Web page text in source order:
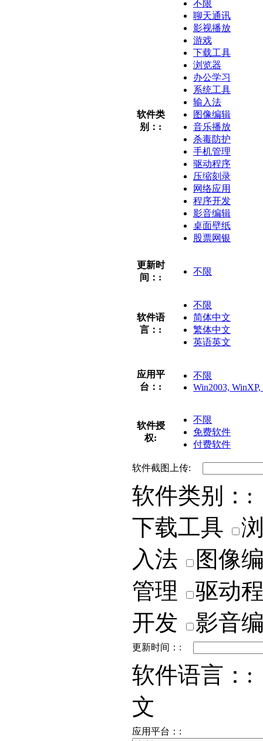
软件类
别：:
不限
聊天通讯
影视播放
游戏
下载工具
浏览器
办公学习
系统工具
输入法
图像编辑
音乐播放
杀毒防护
手机管理
驱动程序
压缩刻录
网络应用
程序开发
影音编辑
桌面壁纸
股票网银
更新时
间：:
不限
软件语
言：:
不限
简体中文
繁体中文
英语英文
应用平
台：:
不限
Win2003,
软件授
权:
不限
免费软件
付费软件
软件截图上传:
软件类别：:
下载工具
入法
图像
管理
驱动
开发
影音
更新时间：:
软件语言：:
文
应用平台：: